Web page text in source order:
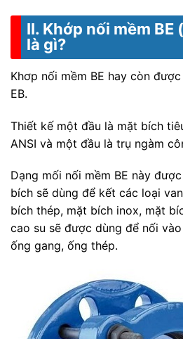
II. Khớp nối mềm BE
là gì?
Khơp nối mềm BE hay còn
EB.
Thiết kế một đầu là mặt bích
ANSI và một đầu là trụ ngàm
Dạng mối nối mềm BE này
bích sẽ dùng để kết các loại
bích thép, mặt bích inox, mặt
cao su sẽ được dùng để nối
ống gang, ống thép.